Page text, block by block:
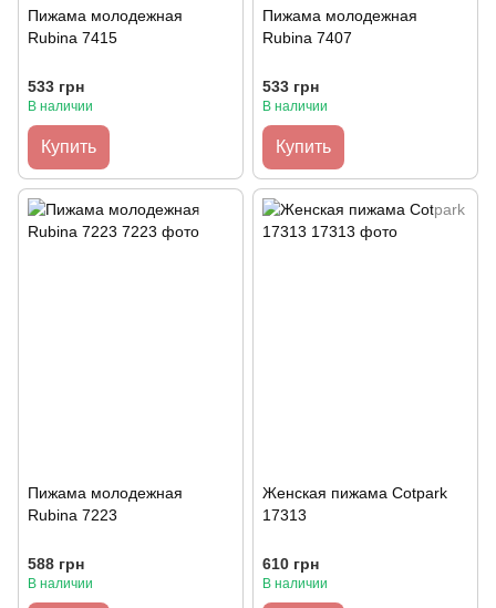
Пижама молодежная
Rubina 7415
533 грн
В наличии
Купить
Пижама молодежная
Rubina 7407
533 грн
В наличии
Купить
Пижама молодежная
Rubina 7223
588 грн
В наличии
Женская пижама Cotpark
17313
610 грн
В наличии